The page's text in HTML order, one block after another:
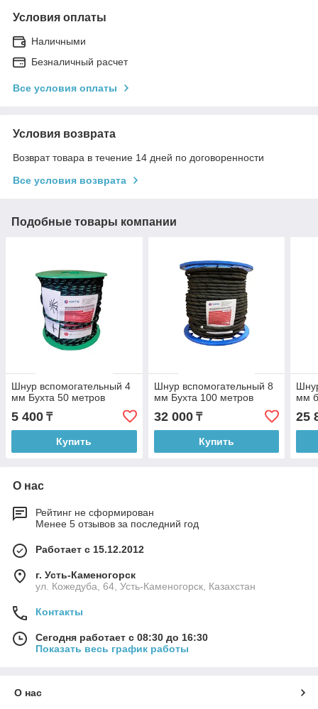
Условия оплаты
Наличными
Безналичный расчет
Все условия оплаты
Условия возврата
Возврат товара в течение 14 дней по договоренности
Все условия возврата
Подобные товары компании
Шнур вспомогательный 4
мм Бухта 50 метров
5 400 ₸
Купить
Шнур вспомогательный 8
мм Бухта 100 метров
32 000₸
Купить
мм
25
О нас
Рейтинг не сформирован
Менее 5 отзывов за последний год
Работает с 15.12.2012
г. Усть-Каменогорск
ул. Кожедуба, 64, Усть-Каменогорск, Казахстан
Контакты
Сегодня работает с 08:30 до 16:30
Показать весь график работы
О нас